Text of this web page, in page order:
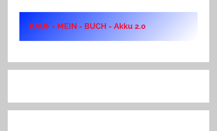
KAUF - MEIN - BUCH - Akku 2.0